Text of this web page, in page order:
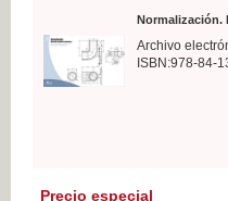
Normalización.
Archivo
ISBN:978-84-
Precio especial